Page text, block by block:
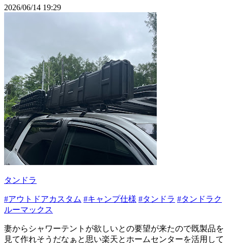
2026/06/14 19:29
タンドラ
#アウトドアカスタム #キャンプ仕様 #タンドラ #タンドラク
ルーマックス
妻からシャワーテントが欲しいとの要望が来たので既製品を
見て作れそうだなぁと思い楽天とホームセンターを活用して